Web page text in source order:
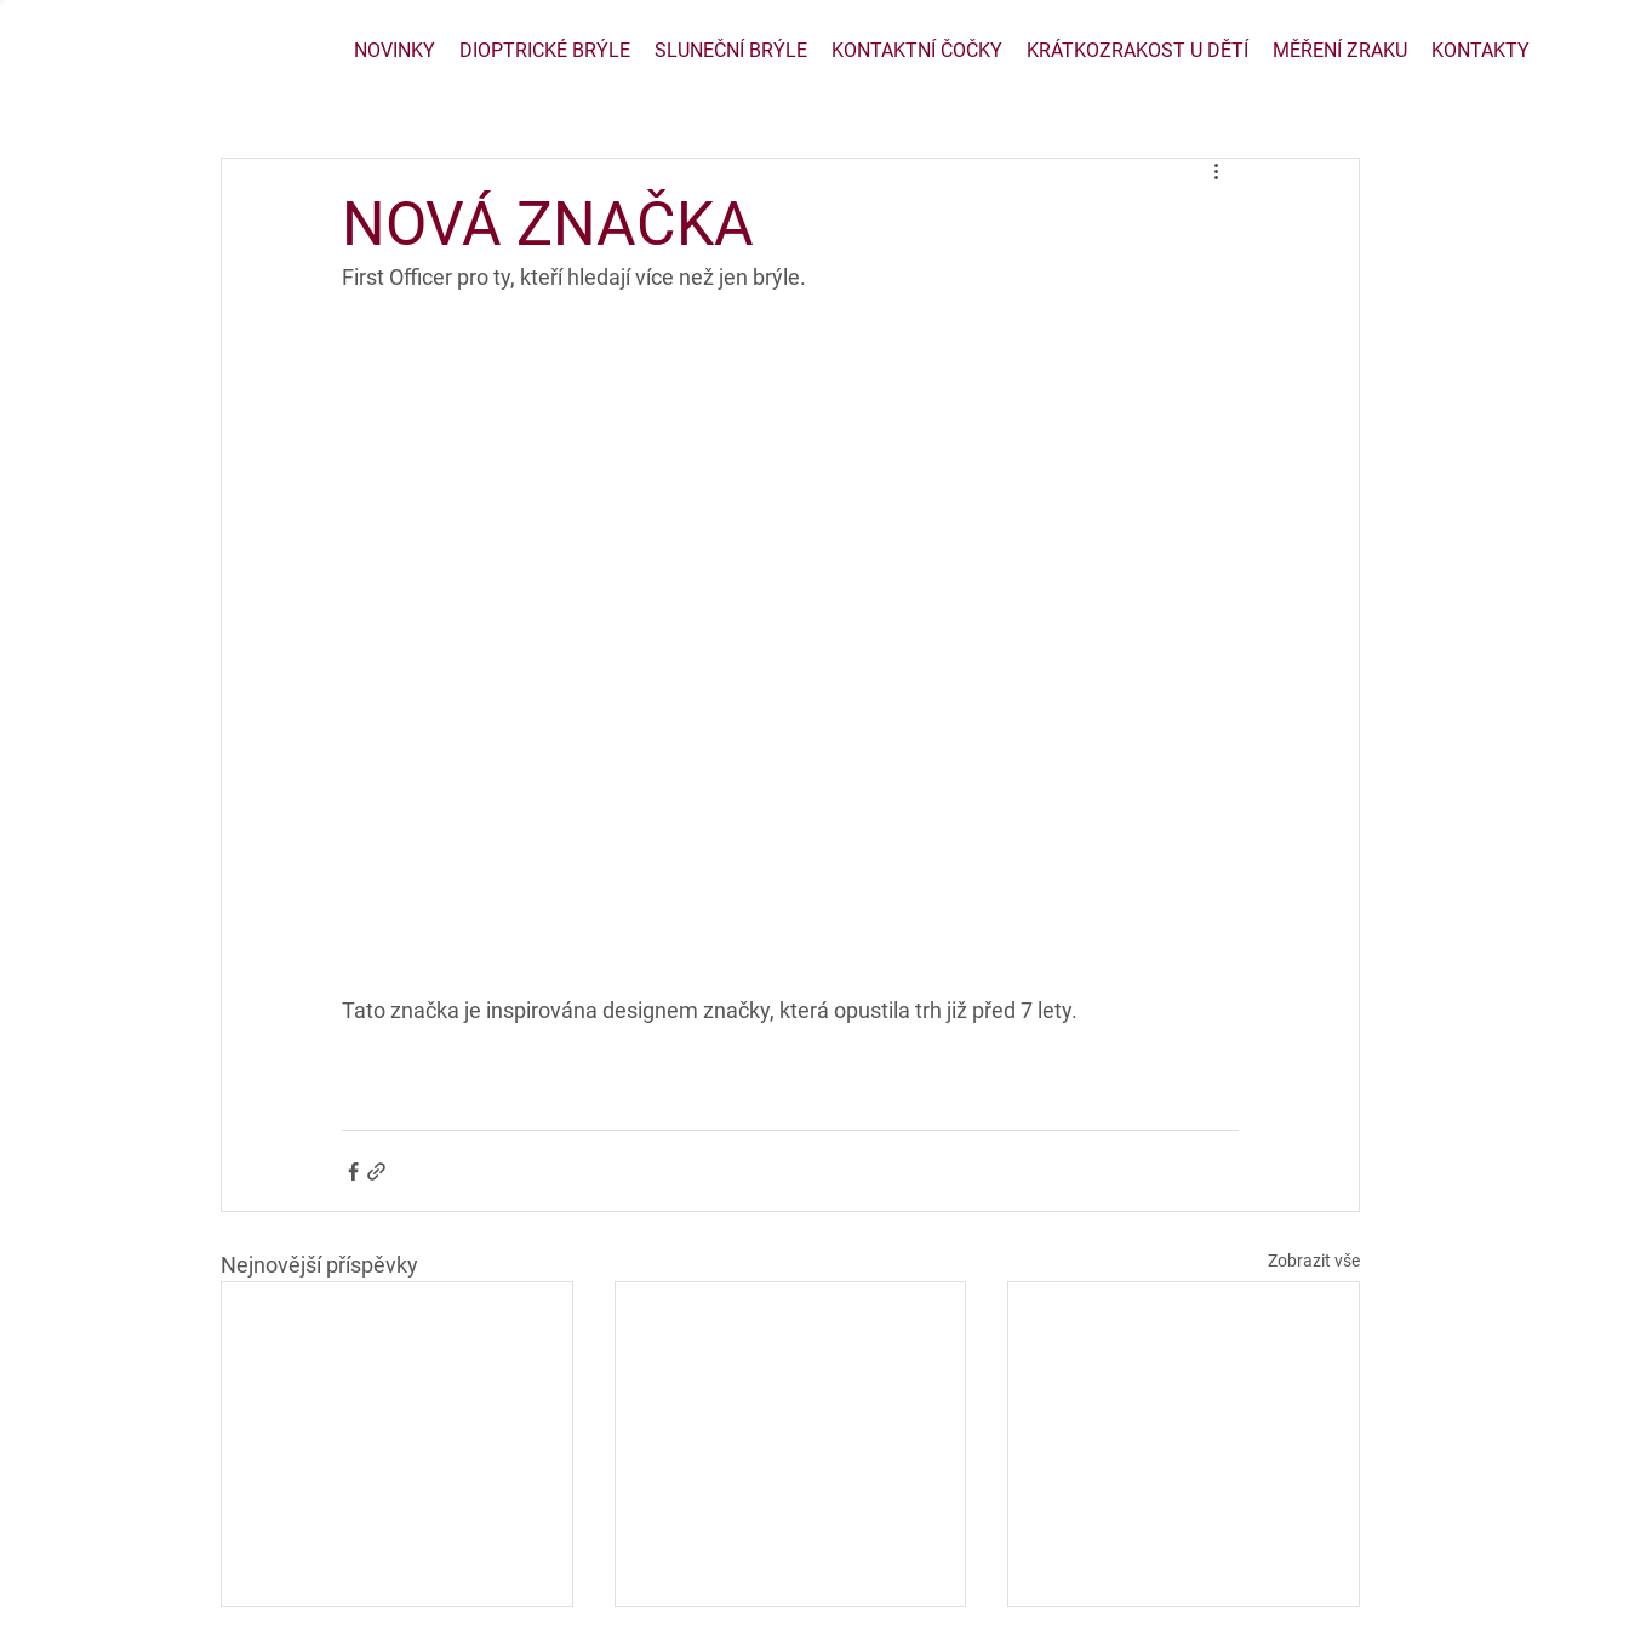
NOVINKY DIOPTRICKÉ BRÝLE SLUNEČNÍ BRÝLE KONTAKTNÍ ČOČKY KRÁTKOZRAKOST U DĚTÍ MĚŘENÍ ZRAKU KONTAKTY
NOVÁ ZNAČKA
First Officer pro ty, kteří hledají více než jen brýle.
Tato značka je inspirována designem značky, která opustila trh již před 7 lety.
Nejnovější příspěvky Zobrazit vše